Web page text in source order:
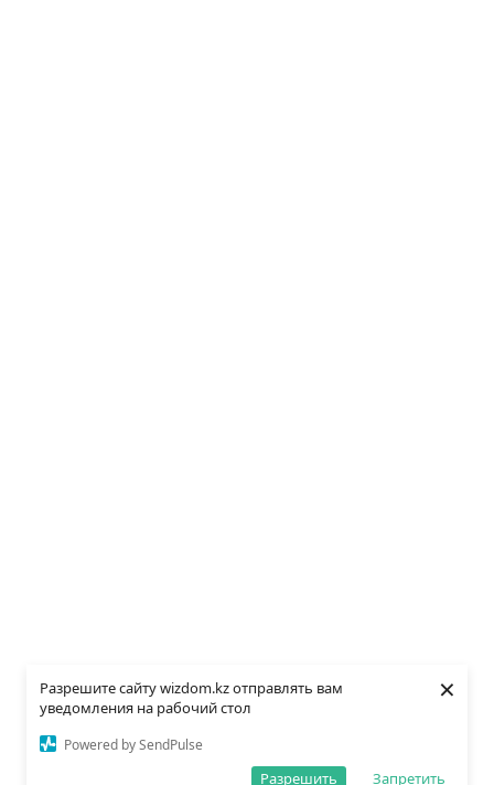
Разрешите сайту wizdom.kz отправлять вам
уведомления на рабочий стол
Powered by SendPulse
Запретить
Разрешить
×